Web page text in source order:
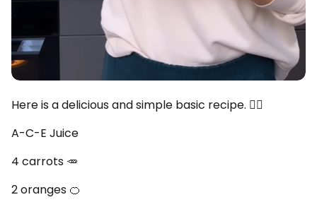
Here is a delicious and simple basic recipe. 👇🏻
A-C-E Juice
4 carrots 🥕
2 oranges 🍊